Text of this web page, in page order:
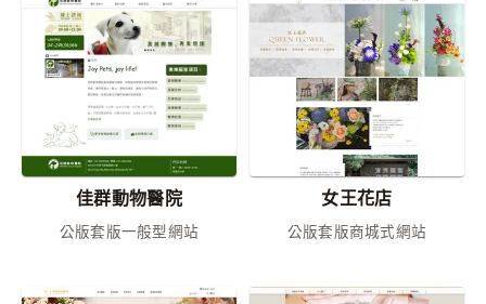
佳群動物醫院
公版套版一般型網站
女王花店
公版套版商城式網站